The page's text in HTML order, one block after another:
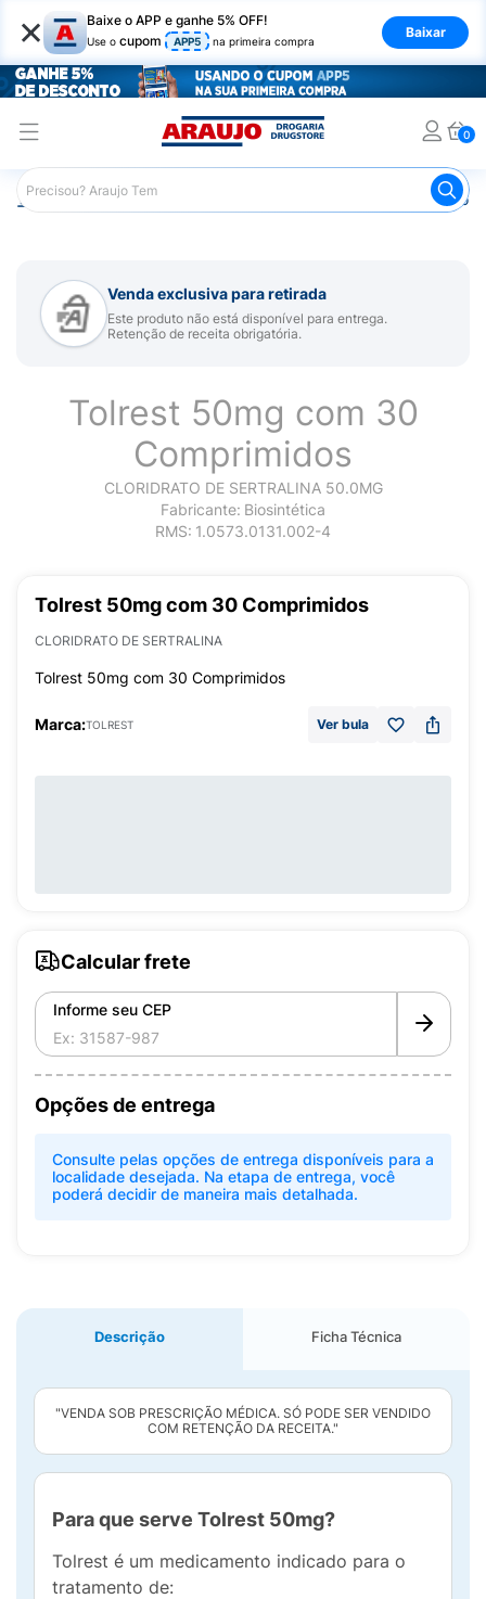
× Baixe o APP e ganhe 5% OFF!
Use o cupom APP5 na primeira compra
Baixar
0
Araujo Medicamentos Remédio para Sistema Nervoso
Venda exclusiva para retirada
Este produto não está disponível para entrega.
Retenção de receita obrigatória.
Tolrest 50mg com 30
Comprimidos
CLORIDRATO DE SERTRALINA 50.0MG
Fabricante: Biosintética
RMS: 1.0573.0131.002-4
Tolrest 50mg com 30 Comprimidos
CLORIDRATO DE SERTRALINA
Tolrest 50mg com 30 Comprimidos
Marca:TOLREST Ver bula
Calcular frete
Informe seu CEP
Opções de entrega
Consulte pelas opções de entrega disponíveis para a
localidade desejada. Na etapa de entrega, você
poderá decidir de maneira mais detalhada.
Descrição Ficha Técnica
"VENDA SOB PRESCRIÇÃO MÉDICA. SÓ PODE SER VENDIDO
COM RETENÇÃO DA RECEITA."
Para que serve Tolrest 50mg?
Tolrest é um medicamento indicado para o
tratamento de: